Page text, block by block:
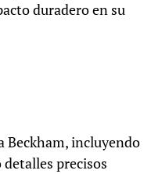
duradero en su
Beckham, incluyendo
precisos